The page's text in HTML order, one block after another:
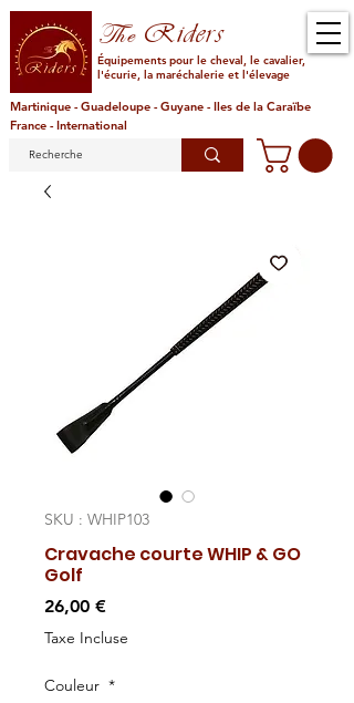
TheRiders
Équipements pour le cheval, le cavalier,
l'écurie, la maréchalerie et l'élevage
Martinique - Guadeloupe - Guyane - Iles de la Caraïbe
France - International
SKU : WHIP103
Cravache courte WHIP & GO
Golf
26,00 €Prix
Taxe Incluse
Couleur *